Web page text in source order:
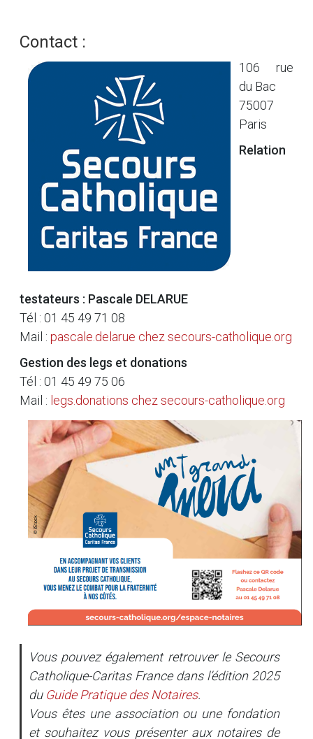
Contact :
106 rue
du Bac
75007
Paris
Relation
testateurs : Pascale DELARUE
Tél : 01 45 49 71 08
Mail : pascale.delarue chez secours-catholique.org
Gestion des legs et donations
Tél : 01 45 49 75 06
Mail : legs.donations chez secours-catholique.org
Vous pouvez également retrouver le Secours
Catholique-Caritas France dans l’édition 2025
du Guide Pratique des Notaires.
Vous êtes une association ou une fondation
et souhaitez vous présenter aux notaires de